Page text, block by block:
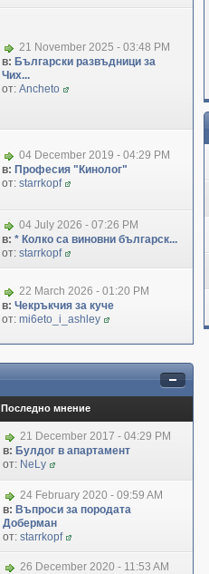
21 November 2025 - 03:48 PM
в: Български развъдници за
Чих...
от: Ancheto
04 December 2019 - 04:29 PM
в: Професия "Кинолог"
от: starrkopf
04 July 2026 - 07:26 PM
в: * Колко са виновни българск...
от: starrkopf
22 March 2026 - 01:20 PM
в: Чекръкчия за куче
от: mi6eto_i_ashley
Последно мнение
21 December 2017 - 04:29 PM
в: Булдог в апартамент
от: NeLy
24 February 2020 - 09:59 AM
в: Въпроси за породата
Доберман
от: starrkopf
26 December 2020 - 11:53 AM